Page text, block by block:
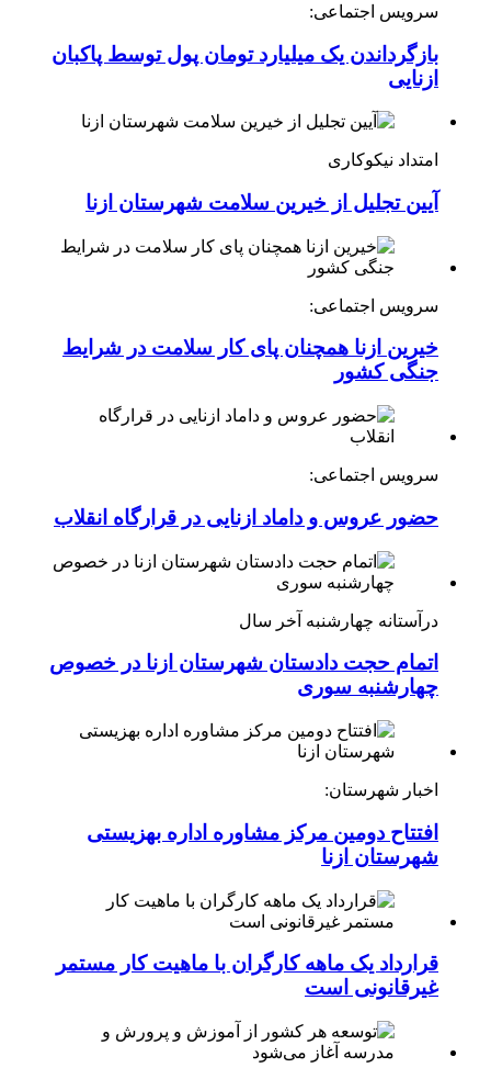
سرویس اجتماعی:
بازگرداندن یک میلیارد تومان پول توسط پاکبان
ازنایی
امتداد نیکوکاری
آیین تجلیل از خیرین سلامت شهرستان ازنا
سرویس اجتماعی:
خیرین ازنا همچنان پای کار سلامت در شرایط
جنگی کشور
سرویس اجتماعی:
حضور عروس و داماد ازنایی در قرارگاه انقلاب
درآستانه چهارشنبه آخر سال
اتمام حجت دادستان شهرستان ازنا در خصوص
چهارشنبه ‌سوری
اخبار شهرستان:
افتتاح دومین مرکز مشاوره اداره بهزیستی
شهرستان ازنا
قرارداد یک ماهه کارگران با ماهیت کار مستمر
غیرقانونی است